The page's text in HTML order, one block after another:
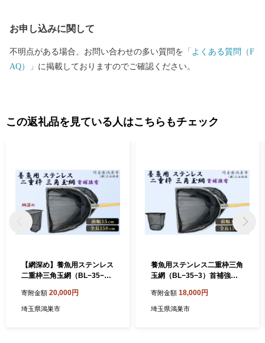
お申し込みに関して
不明点がある場合、お問い合わせの多い質問を 「よくある質問（F
AQ）」 に掲載しておりますのでご確認ください。
この返礼品を見ている人はこちらもチェック
【網深め】養魚用ステンレス
二重枠三角玉網（BL−35−3
釣り道具 三谷漁具 玉網 たま
あみ タマアミ 首補強有 養魚
寄附金額 20,000円
埼玉県鴻巣市
養魚用ステンレス二重枠三角
玉網（BL−35−3）首補強有
漁具 玉網 たまあみ タマアミ
首補強有 養魚用 ステンレス
寄附金額 18,000円
埼玉県鴻巣市